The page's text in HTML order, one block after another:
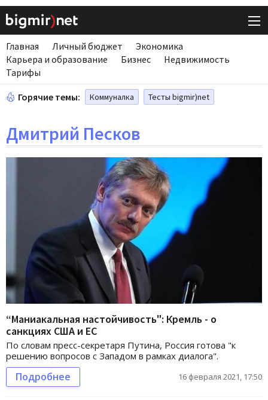
Главная Личный бюджет
Экономика
Карьера и образование
Бизнес
Недвижимость
Тарифы
Горячие темы: Коммуналка Тесты bigmir)net
Дмитрий Песков
“Маниакальная настойчивость": Кремль - о
санкциях США и ЕС
По словам пресс-секретаря Путина, Россия готова "к
решению вопросов с Западом в рамках диалога".
Подробнее 16 февраля 2021, 17:50